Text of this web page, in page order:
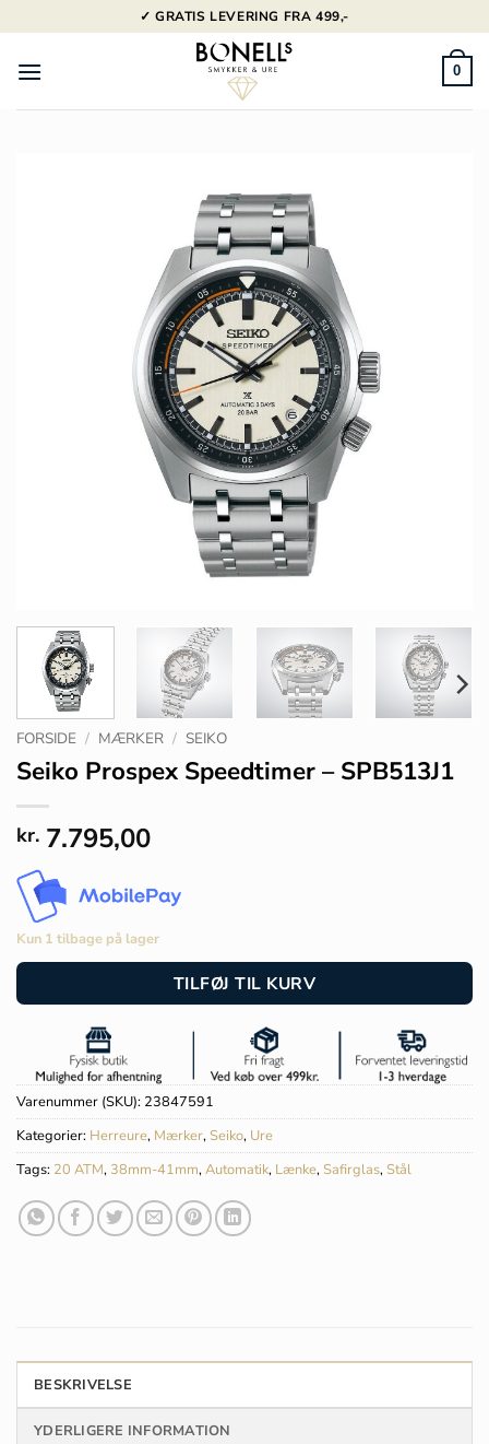
til
indhold
✓ GRATIS LEVERING FRA 499,-
0
FORSIDE / MÆRKER / SEIKO
Seiko Prospex Speedtimer – SPB513J1
kr. 7.795,00
Kun 1 tilbage på lager
TILFØJ TIL KURV
Varenummer (SKU): 23847591
Kategorier: Herreure, Mærker, Seiko, Ure
Tags: 20 ATM, 38mm-41mm,Automatik, Lænke, Safirglas, Stål
BESKRIVELSE
YDERLIGERE INFORMATION